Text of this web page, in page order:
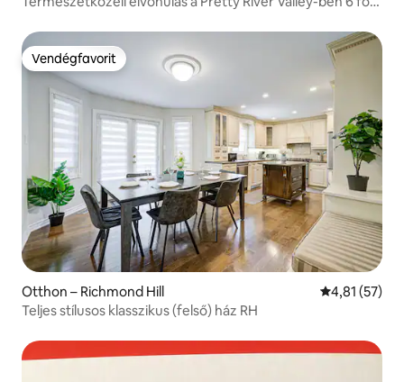
Vendégfavorit
Vendégfavorit
Otthon – Richmond Hill Átlagos
4,81 (57)
Teljes stílusos klasszikus (felső) ház RH